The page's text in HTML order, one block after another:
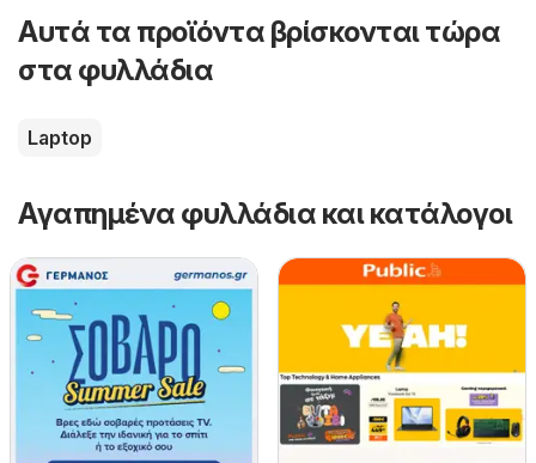
Αυτά τα προϊόντα βρίσκονται τώρα
στα φυλλάδια
Laptop
Αγαπημένα φυλλάδια και κατάλογοι